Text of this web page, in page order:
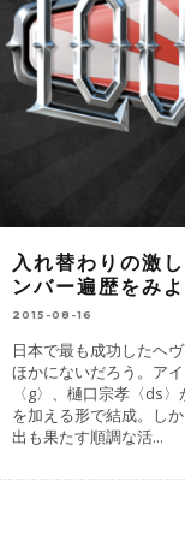
入れ替わりの激
ンバー遍歴をみよ
2015-08-16
日本で最も成功したヘ
ほかにないだろう。ア
〈g〉、樋口宗孝〈ds
を加える形で結成。し
出も果たす順調な活...